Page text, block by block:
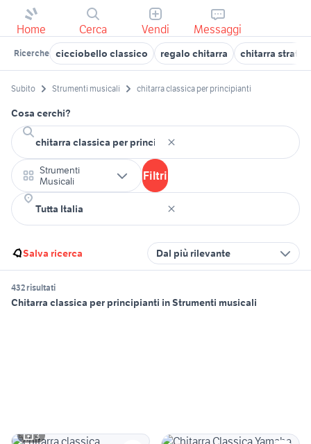
Home Cerca Vendi Messaggi
Ricerche cicciobello classico regalo chitarra chitarra stratos
Subito Strumenti musicali chitarra classica per principianti
Cosa cerchi?
Strumenti
Musicali
Filtri
Salva ricerca Dal più rilevante
432 risultati
Chitarra classica per principianti in Strumenti musicali
3